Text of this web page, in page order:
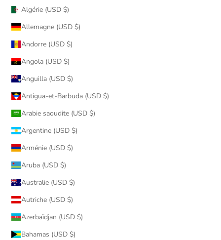
Algérie (USD $)
Allemagne (USD $)
Andorre (USD $)
Angola (USD $)
Anguilla (USD $)
Antigua-et-Barbuda (USD $)
Arabie saoudite (USD $)
Argentine (USD $)
Arménie (USD $)
Aruba (USD $)
Australie (USD $)
Autriche (USD $)
Azerbaïdjan (USD $)
Bahamas (USD $)